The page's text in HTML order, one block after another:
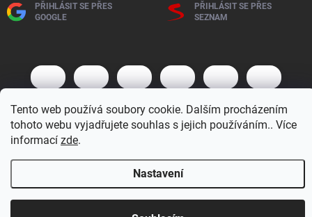
Tento web používá soubory cookie. Dalším procházením
tohoto webu vyjadřujete souhlas s jejich používáním.. Více
informací zde.
Nastavení
Otevírací doba 7:30 - 16:00 hod
PŘIHLÁSIT SE PŘES
GOOGLE
PŘIHLÁSIT SE PŘES
SEZNAM
Copyright 2026BM MOTO s.r.o.. Všechna práva vyhrazena.Upravit
nastavení cookies